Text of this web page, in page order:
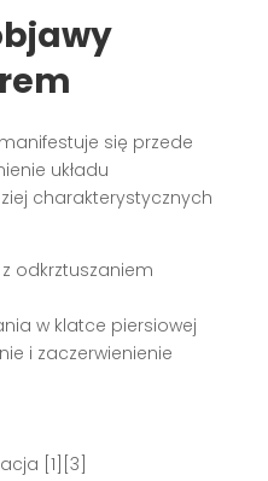
manifestuje się przede
układu
charakterystycznych
odkrztuszaniem
w klatce piersiowej
i zaczerwienienie
[1][3]